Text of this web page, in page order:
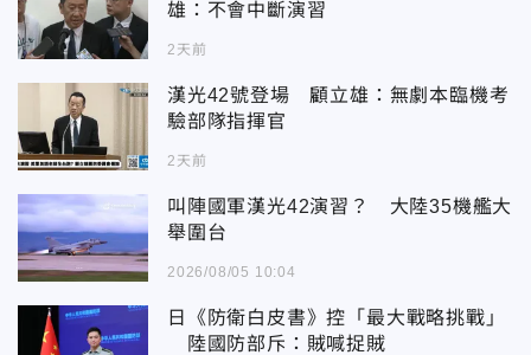
雄：不會中斷演習
2天前
漢光42號登場 顧立雄：無劇本臨機考
驗部隊指揮官
2天前
叫陣國軍漢光42演習？ 大陸35機艦大
舉圍台
2026/08/05 10:04
日《防衛白皮書》控「最大戰略挑戰」
陸國防部斥：賊喊捉賊